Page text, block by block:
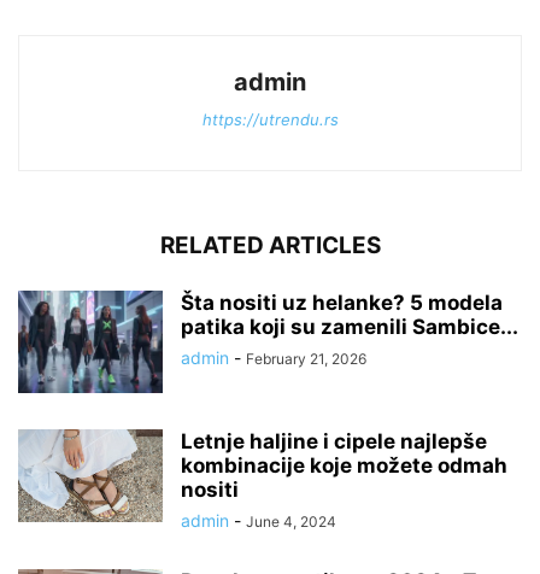
admin
https://utrendu.rs
RELATED ARTICLES
Šta nositi uz helanke? 5 modela
patika koji su zamenili Sambice...
admin - February 21, 2026
Letnje haljine i cipele najlepše
kombinacije koje možete odmah
nositi
admin - June 4, 2024